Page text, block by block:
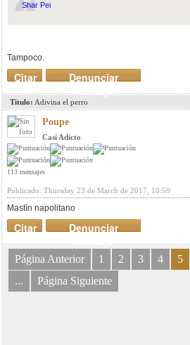
Shar Pei
Tampoco.
Denunciar
mensaje
Citar
Titulo: Adivina el perro
Poupe
Casi Adicto
113 mensajes
Publicado: Thursday 23 de March de 2017, 10:59
Mastìn napolitano
Denunciar
mensaje
Citar
Página Anterior 1 2 3 4 5
...
Página Siguiente